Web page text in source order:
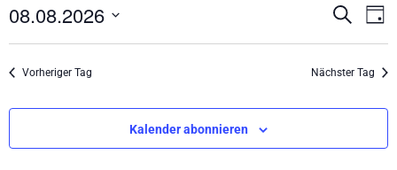
und
Suche
Tag
08.08.2026
wählen.
Vorheriger Tag Nächster Tag
Kalender abonnieren